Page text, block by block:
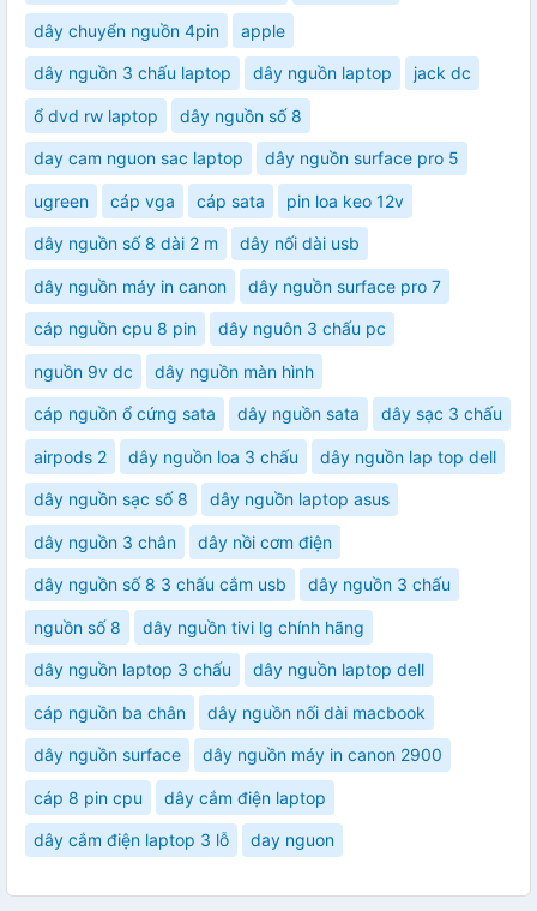
dây chuyển nguồn 4pin apple
dây nguồn 3 chấu laptop dây nguồn laptop jack dc
ổ dvd rw laptop dây nguồn số 8
day cam nguon sac laptop dây nguồn surface pro 5
ugreen cáp vga cáp sata pin loa keo 12v
dây nguồn số 8 dài 2 m dây nối dài usb
dây nguồn máy in canon dây nguồn surface pro 7
cáp nguồn cpu 8 pin dây nguôn 3 chấu pc
nguồn 9v dc dây nguồn màn hình
cáp nguồn ổ cứng sata dây nguồn sata dây sạc 3 chấu
airpods 2 dây nguồn loa 3 chấu dây nguồn lap top dell
dây nguồn sạc số 8 dây nguồn laptop asus
dây nguồn 3 chân dây nồi cơm điện
dây nguồn số 8 3 chấu cắm usb dây nguồn 3 chấu
nguồn số 8 dây nguồn tivi lg chính hãng
dây nguồn laptop 3 chấu dây nguồn laptop dell
cáp nguồn ba chân dây nguồn nối dài macbook
dây nguồn surface dây nguồn máy in canon 2900
cáp 8 pin cpu dây cắm điện laptop
dây cắm điện laptop 3 lỗ day nguon